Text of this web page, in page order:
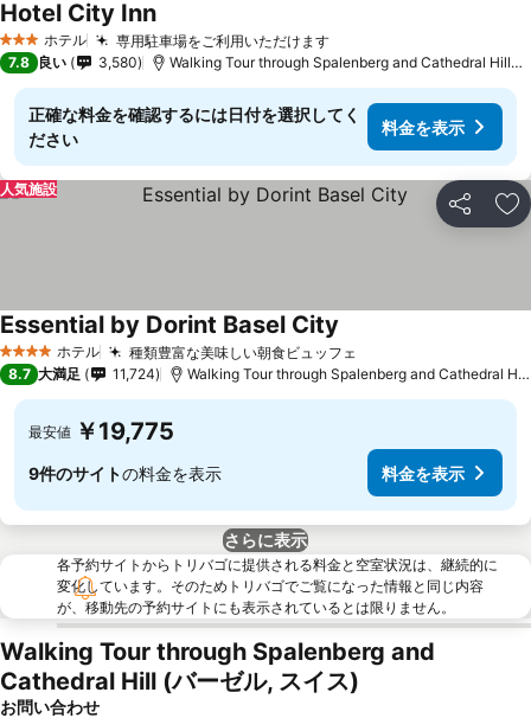
3 ホテルのランク
ホテル 専用駐車場をご利用いただけます
Hotel City Inn
7.8 良い 3,580 Walking Tour through Spalenberg and Cathedral Hillまで1.4 km
正確な料金を確認するには日付を選択してく
ださい
料金を表示
シェア お
人気施設
4 ホテルのランク
ホテル 種類豊富な美味しい朝食ビュッフェ
Essential by Dorint Basel City
8.7 大満足 11,724 Walking Tour through Spalenberg and Cathedral Hillまで1.2 km
最安値 ￥19,775
9件のサイトの料金を表示 料金を表示
さらに表示
各予約サイトからトリバゴに提供される料金と空室状況は、継続的に
変化しています。そのためトリバゴでご覧になった情報と同じ内容
が、移動先の予約サイトにも表示されているとは限りません。
Walking Tour through Spalenberg and
Cathedral Hill (バーゼル, スイス)
お問い合わせ